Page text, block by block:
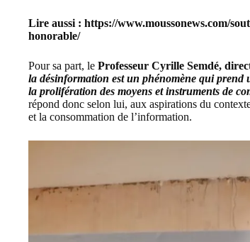
Lire aussi : https://www.moussonews.com/
honorable/
Pour sa part, le Professeur Cyrille Semdé,
la désinformation est un phénomène qui
la prolifération des moyens et instruments de
répond donc selon lui, aux aspirations du
et la consommation de l’information.